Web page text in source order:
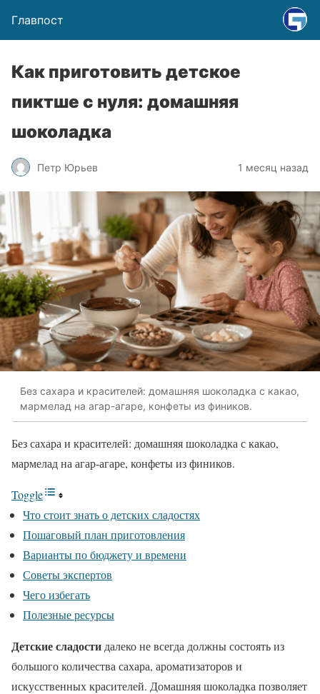
Главпост
Как приготовить детское
пиктше с нуля: домашняя
шоколадка
Петр Юрьев 1 месяц назад
Без сахара и красителей: домашняя шоколадка с какао,
мармелад на агар-агаре, конфеты из фиников.
Без сахара и красителей: домашняя шоколадка с какао,
мармелад на агар-агаре, конфеты из фиников.
Toggle
Что стоит знать о детских сладостях
Пошаговый план приготовления
Варианты по бюджету и времени
Советы экспертов
Чего избегать
Полезные ресурсы
Детские сладости далеко не всегда должны состоять из
большого количества сахара, ароматизаторов и
искусственных красителей. Домашняя шоколадка позволяет